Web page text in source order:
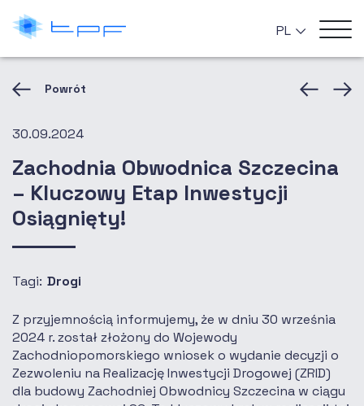
Powrót
30.09.2024
Zachodnia Obwodnica Szczecina
– Kluczowy Etap Inwestycji
Osiągnięty!
Tagi: Drogi
Z przyjemnością informujemy, że w dniu 30 września
2024 r. został złożony do Wojewody
Zachodniopomorskiego wniosek o wydanie decyzji o
Zezwoleniu na Realizację Inwestycji Drogowej (ZRID)
dla budowy Zachodniej Obwodnicy Szczecina w ciągu
PL